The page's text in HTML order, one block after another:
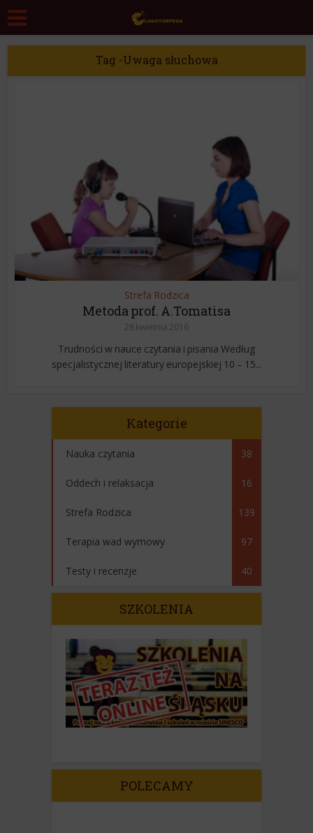
Tag -Uwaga słuchowa
Strefa Rodzica
Metoda prof. A.Tomatisa
28 kwietnia 2016
Trudności w nauce czytania i pisania Według
specjalistycznej literatury europejskiej 10 – 15...
Kategorie
Nauka czytania 38
Oddech i relaksacja 16
Strefa Rodzica 139
Terapia wad wymowy 97
Testy i recenzje 40
SZKOLENIA
POLECAMY